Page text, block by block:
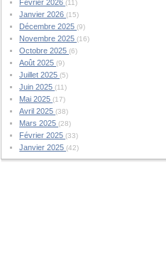
Février 2026(11)
Janvier 2026(15)
Décembre 2025(9)
Novembre 2025(16)
Octobre 2025(6)
Août 2025(9)
Juillet 2025(5)
Juin 2025(11)
Mai 2025(17)
Avril 2025(38)
Mars 2025(28)
Février 2025(33)
Janvier 2025(42)